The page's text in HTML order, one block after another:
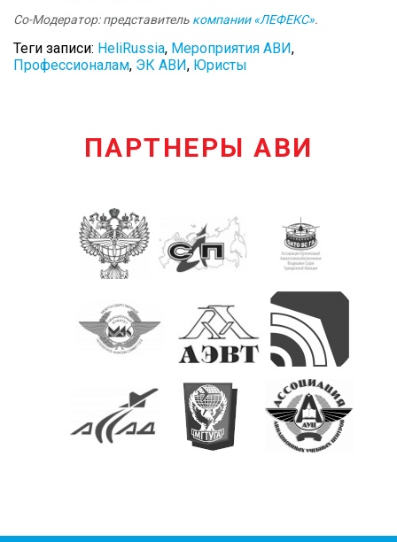
Со-Модератор: представитель компании «ЛЕФЕКС».
Теги записи: HeliRussia, Мероприятия АВИ,
Профессионалам, ЭК АВИ, Юристы
ПАРТНЕРЫ АВИ